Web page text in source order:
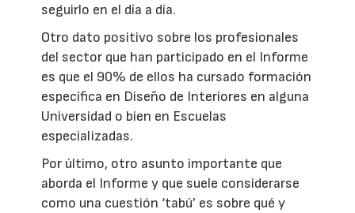
seguirlo en el día a día.
Otro dato positivo sobre los profesionales
del sector que han participado en el Informe
es que el 90% de ellos ha cursado formación
específica en Diseño de Interiores en alguna
Universidad o bien en Escuelas
especializadas.
Por último, otro asunto importante que
aborda el Informe y que suele considerarse
como una cuestión ‘tabú’ es sobre qué y